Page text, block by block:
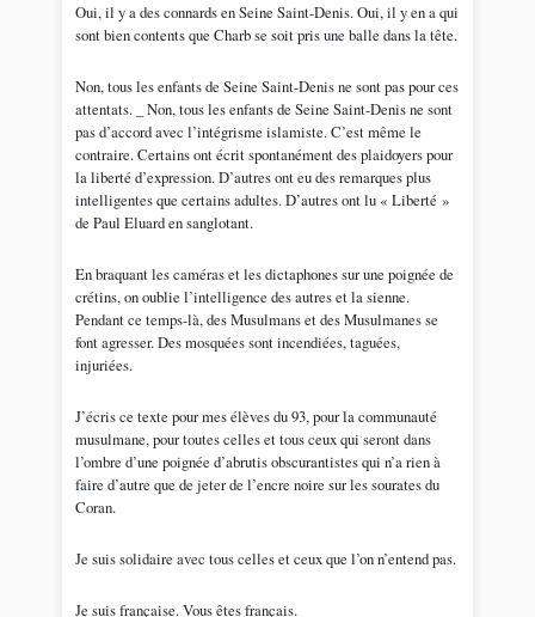
Oui, il y a des connards en Seine Saint-Denis. Oui, il y en a qui
sont bien contents que Charb se soit pris une balle dans la tête.
Non, tous les enfants de Seine Saint-Denis ne sont pas pour ces
attentats. _ Non, tous les enfants de Seine Saint-Denis ne sont
pas d’accord avec l’intégrisme islamiste. C’est même le
contraire. Certains ont écrit spontanément des plaidoyers pour
la liberté d’expression. D’autres ont eu des remarques plus
intelligentes que certains adultes. D’autres ont lu « Liberté »
de Paul Eluard en sanglotant.
En braquant les caméras et les dictaphones sur une poignée de
crétins, on oublie l’intelligence des autres et la sienne.
Pendant ce temps-là, des Musulmans et des Musulmanes se
font agresser. Des mosquées sont incendiées, taguées,
injuriées.
J’écris ce texte pour mes élèves du 93, pour la communauté
musulmane, pour toutes celles et tous ceux qui seront dans
l’ombre d’une poignée d’abrutis obscurantistes qui n’a rien à
faire d’autre que de jeter de l’encre noire sur les sourates du
Coran.
Je suis solidaire avec tous celles et ceux que l’on n’entend pas.
Je suis française. Vous êtes français.